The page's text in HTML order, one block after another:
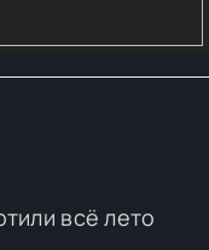
всё лето